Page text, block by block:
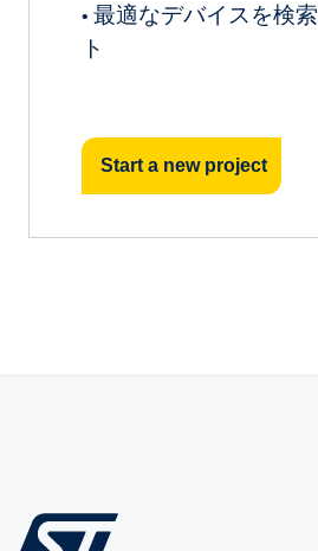
• 最適なデバイスを検
ト
Start a new project